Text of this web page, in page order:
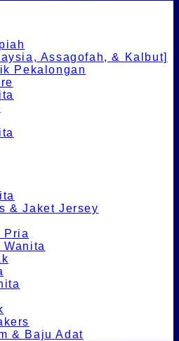
Assagofah, & Kalbut]
Pekalongan
& Jaket Jersey
Pria
Wanita
& Baju Adat